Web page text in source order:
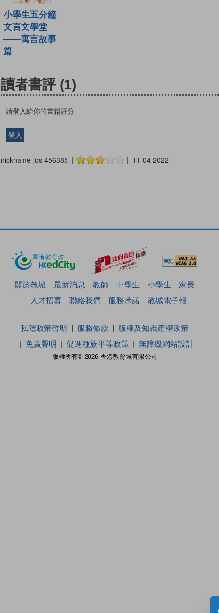
小學生五分鐘
文言文學堂
——寓言故事
篇
讀者書評 (1)
請登入給你的書籍評分
登入
nickname-jos-456385 | | 11-04-2022
關於教城 最新消息 教師 中學生 小學生
家長
人才招募
聯絡我們 服務承諾 教城電子報
版權所有© 2026 香港教育城有限公司
私隱政策聲明 服務條款
版權及知識產權政策
免責聲明
促進種族平等政策 無障礙網站設計